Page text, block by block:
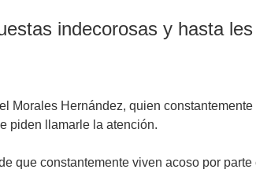
indecorosas y hasta
Hernández, quien
piden llamarle la atención.
que constantemente viven acoso por